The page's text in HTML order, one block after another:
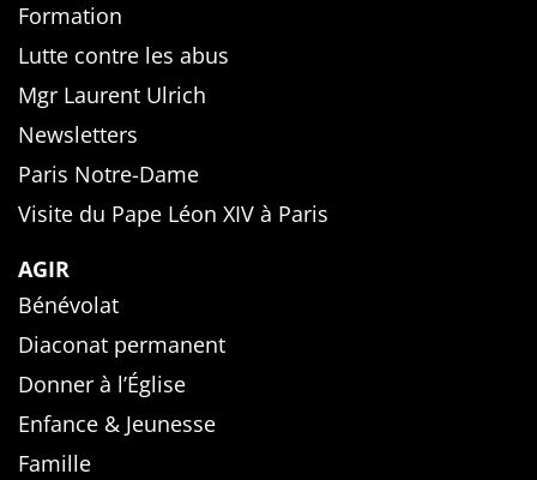
Formation
Lutte contre les abus
Mgr Laurent Ulrich
Newsletters
Paris Notre-Dame
Visite du Pape Léon XIV à Paris
AGIR
Bénévolat
Diaconat permanent
Donner à l’Église
Enfance & Jeunesse
Famille